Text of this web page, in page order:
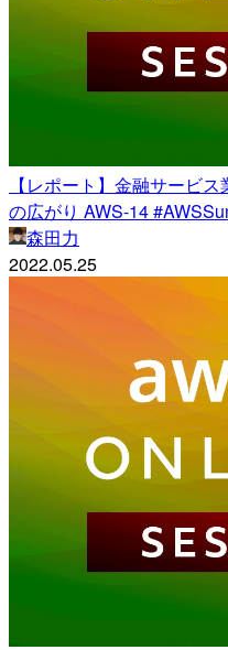
【レポート】金融サービ
の広がり AWS-14
森田力
2022.05.25